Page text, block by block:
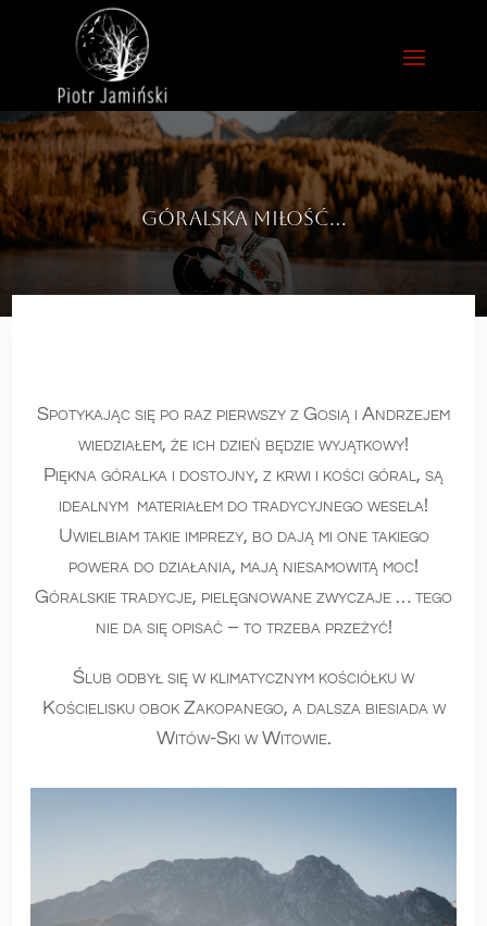
Góralska miłość…
Spotykając się po raz pierwszy z Gosią i Andrzejem
wiedziałem, że ich dzień będzie wyjątkowy!
Piękna góralka i dostojny, z krwi i kości góral, są
idealnym materiałem do tradycyjnego wesela!
Uwielbiam takie imprezy, bo dają mi one takiego
powera do działania, mają niesamowitą moc!
Góralskie tradycje, pielęgnowane zwyczaje … tego
nie da się opisać – to trzeba przeżyć!
Ślub odbył się w klimatycznym kościółku w
Kościelisku obok Zakopanego, a dalsza biesiada w
Witów-Ski w Witowie.